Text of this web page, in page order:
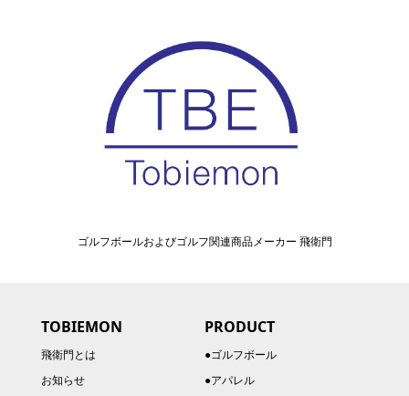
ゴルフボールおよびゴルフ関連商品メーカー 飛衛門
TOBIEMON
飛衛門とは
お知らせ
PRODUCT
●ゴルフボール
●アパレル